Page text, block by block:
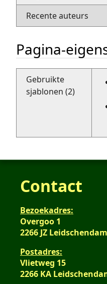
Recente auteurs
Pagina-
Gebruikte
sjablonen (2)
Contact
Bezoekadres:
Overgoo 1
2266 JZ Leidschendam
Postadres:
Vlietweg 15
2266 KA